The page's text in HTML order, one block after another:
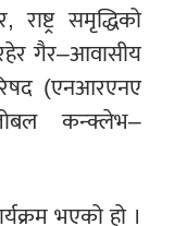
समृद्धिको
गैर–आवासीय
(एनआरएनए
कन्क्लेभ–
भएको हो ।